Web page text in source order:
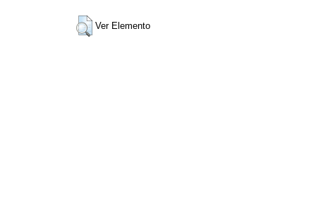
Ver Elemento